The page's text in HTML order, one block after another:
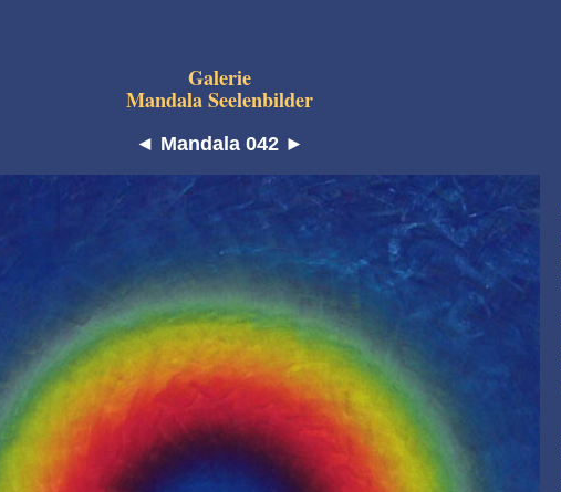
Galerie
Mandala Seelenbilder
◄ Mandala 042 ►